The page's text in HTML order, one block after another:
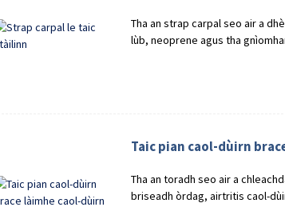
Tha an strap carpal seo air a
lùb, neoprene agus tha
Taic pian caol-dùirn
Tha an toradh seo air a
briseadh òrdag, airtritis caol-